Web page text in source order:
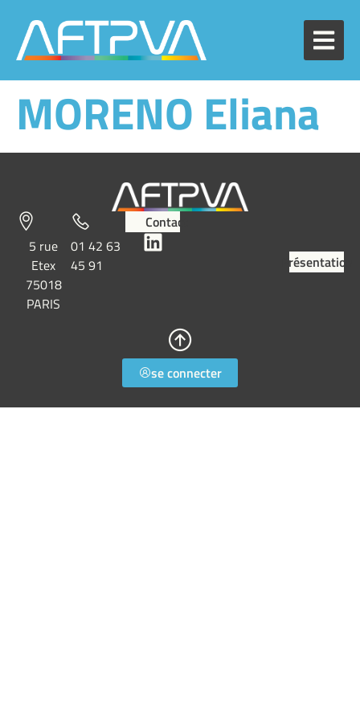
MORENO Eliana
5 rue
Etex
75018
PARIS
01 42 63
45 91
Contact
Présentation
se connecter